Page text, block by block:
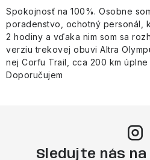
Spokojnosť na 100%. Osobne
poradenstvo, ochotný personál,
2 hodiny a vďaka nim som sa
verziu trekovej obuvi Altra
nej Corfu Trail, cca 200 km úplne
Doporučujem
Sledujte nás